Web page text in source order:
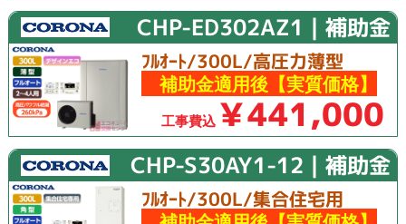
CHP-ED302AZ1｜補助金
ﾌﾙｵｰﾄ/300L/高圧力薄型
補助金適用後【実質価格】
工事費込 ￥441,000
CHP-S30AY1-12｜補助金
ﾌﾙｵｰﾄ/300L/集合住宅用